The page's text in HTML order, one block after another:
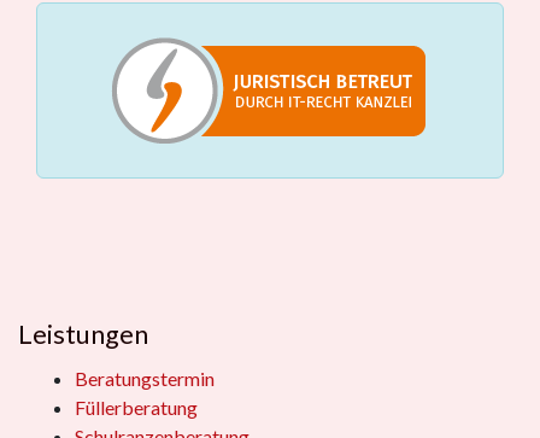
Leistungen
Beratungstermin
Füllerberatung